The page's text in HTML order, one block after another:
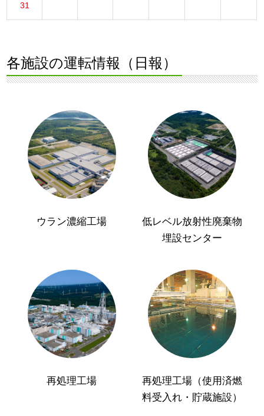
31
各施設の運転情報（日報）
ウラン濃縮工場
低レベル放射性廃棄物
埋設センター
再処理工場
再処理工場（使用済燃
料受入れ・貯蔵施設）